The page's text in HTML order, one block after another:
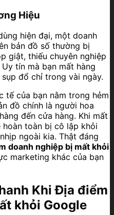
Hiệu
hiện đại, một doanh
bản đồ số thường bị
giật, thiếu chuyên nghiệp
tín mà bạn mất hàng
đổ chỉ trong vài ngày.
của bạn nằm trong hẻm
đồ chính là người hoa
đến cửa hàng. Khi mất
toàn bị cô lập khỏi
ngoài kia. Thật đáng
doanh nghiệp bị mất khỏi
marketing khác của bạn
KhiĐịa điểm
khỏi Google